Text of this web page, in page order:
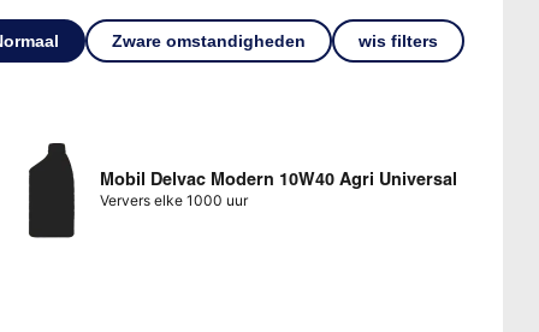
Zware omstandigheden wis filters
Mobil Delvac Modern 10W40 Agri Universal
Ververs elke 1000 uur